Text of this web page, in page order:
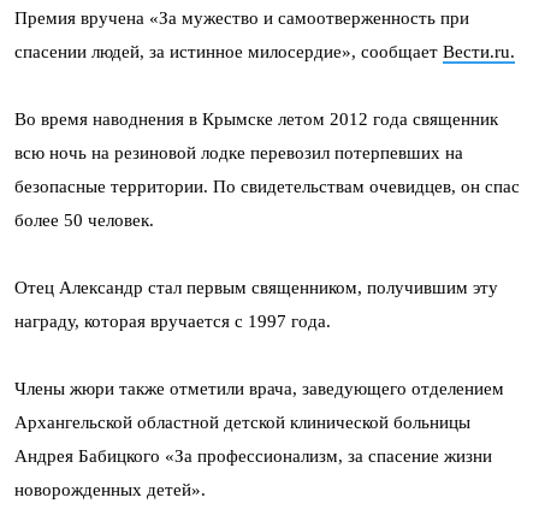
Премия вручена «За мужество и самоотверженность при
спасении людей, за истинное милосердие», сообщает Вести.ru.
Во время наводнения в Крымске летом 2012 года священник
всю ночь на резиновой лодке перевозил потерпевших на
безопасные территории. По свидетельствам очевидцев, он спас
более 50 человек.
Отец Александр стал первым священником, получившим эту
награду, которая вручается с 1997 года.
Члены жюри также отметили врача, заведующего отделением
Архангельской областной детской клинической больницы
Андрея Бабицкого «За профессионализм, за спасение жизни
новорожденных детей».